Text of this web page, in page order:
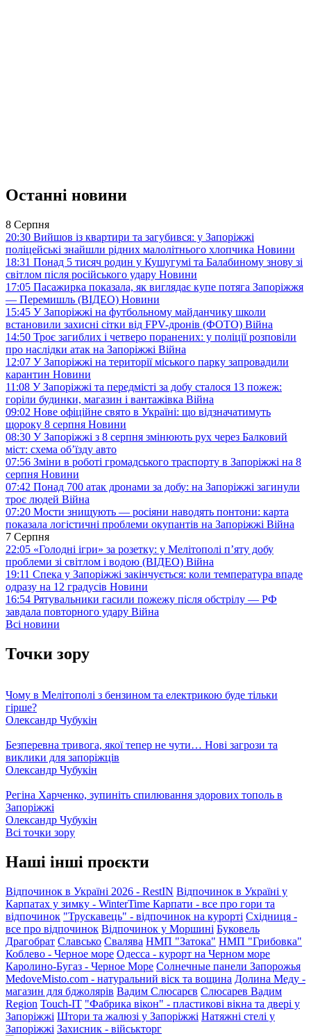
Останні новини
8 Серпня
20:30 Вийшов із квартири та загубився: у Запоріжжі
поліцейські знайшли рідних малолітнього хлопчика Новини
18:31 Понад 5 тисяч родин у Кушугумі та Балабиному знову зі
світлом після російського удару Новини
17:05 Пасажирка показала, як виглядає купе потяга Запоріжжя
— Перемишль (ВІДЕО) Новини
15:45 У Запоріжжі на футбольному майданчику школи
встановили захисні сітки від FPV-дронів (ФОТО) Війна
14:50 Троє загиблих і четверо поранених: у поліції розповіли
про наслідки атак на Запоріжжі Війна
12:07 У Запоріжжі на території міського парку запровадили
карантин Новини
11:08 У Запоріжжі та передмісті за добу сталося 13 пожеж:
горіли будинки, магазин і вантажівка Війна
09:02 Нове офіційне свято в Україні: що відзначатимуть
щороку 8 серпня Новини
08:30 У Запоріжжі з 8 серпня змінюють рух через Балковий
міст: схема об’їзду авто
07:56 Зміни в роботі громадського траспорту в Запоріжжі на 8
серпня Новини
07:42 Понад 700 атак дронами за добу: на Запоріжжі загинули
троє людей Війна
07:20 Мости знищують — росіяни наводять понтони: карта
показала логістичні проблеми окупантів на Запоріжжі Війна
7 Серпня
22:05 «Голодні ігри» за розетку: у Мелітополі п’яту добу
проблеми зі світлом і водою (ВІДЕО) Війна
19:11 Спека у Запоріжжі закінчується: коли температура впаде
одразу на 12 градусів Новини
16:54 Рятувальники гасили пожежу після обстрілу — РФ
завдала повторного удару Війна
Всі новини
Точки зору
Чому в Мелітополі з бензином та електрикою буде тільки
гірше?
Олександр Чубукін
Безперевна тривога, якої тепер не чути… Нові загрози та
виклики для запоріжців
Олександр Чубукін
Регіна Харченко, зупиніть спилювання здорових тополь в
Запоріжжі
Олександр Чубукін
Всі точки зору
Наші інші проєкти
Відпочинок в Україні 2026 - RestIN Відпочинок в Україні у
Карпатах у зимку - WinterTime Карпати - все про гори та
відпочинок "Трускавець" - відпочинок на курорті Східниця -
все про відпочинок Відпочинок у Моршині Буковель
Драгобрат Славсько Свалява НМП "Затока" НМП "Грибовка"
Коблево - Черное море Одесса - курорт на Черном море
Каролино-Бугаз - Черное Море Солнечные панели Запорожья
MedoveMisto.com - натуральний віск та вощина Долина Меду -
магазин для бджолярів Вадим Слюсарєв Слюсарев Вадим
Region Touch-IT "Фабрика вікон" - пластикові вікна та двері у
Запоріжжі Штори та жалюзі у Запоріжжі Натяжні стелі у
Запоріжжі Захисник - військторг